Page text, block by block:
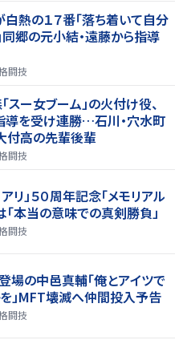
白熱の１７番「落ち着いて自分
同郷の元小結・遠藤から指導
闘技
スー女ブーム」の火付け役、
導を受け連勝…石川・穴水町
付高の先輩後輩
闘技
リ」５０周年記念「メモリアル
本当の意味での真剣勝負」
闘技
登場の中邑真輔「俺とアイツで
」MFT壊滅へ仲間投入予告
闘技